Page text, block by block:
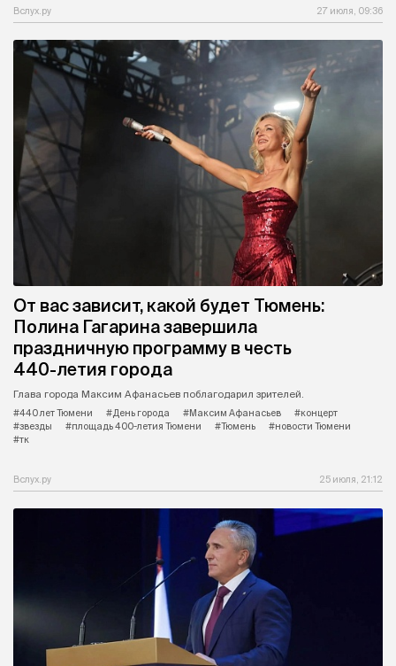
Вслух.ру 27 июля, 09:36
От вас зависит, какой будет Тюмень:
Полина Гагарина завершила
праздничную программу в честь
440-летия города
Глава города Максим Афанасьев поблагодарил зрителей.
#440 лет Тюмени
#День города #Максим Афанасьев
#концерт
#звезды
#площадь 400-летия Тюмени #Тюмень
#новости Тюмени
#тк
Вслух.ру 25 июля, 21:12